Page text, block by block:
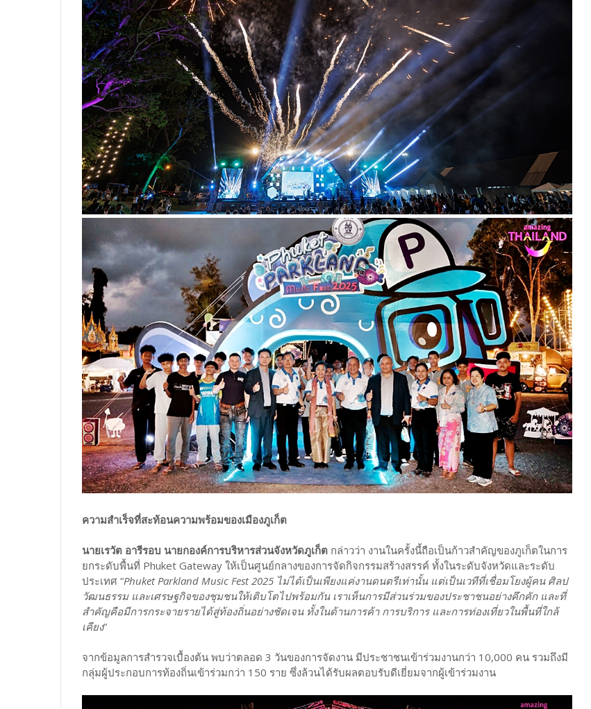
ความสำเร็จที่สะท้อนความพร้อมของเมืองภูเก็ต
นายเรวัต อารีรอบ นายกองค์การบริหารส่วนจังหวัดภูเก็ต กล่าวว่า งานในครั้งนี้ถือเป็นก้าวสำคัญของภูเก็ตในการ
ยกระดับพื้นที่ Phuket Gateway ให้เป็นศูนย์กลางของการจัดกิจกรรมสร้างสรรค์ ทั้งในระดับจังหวัดและระดับ
ประเทศ “Phuket Parkland Music Fest 2025 ไม่ได้เป็นเพียงแค่งานดนตรีเท่านั้น แต่เป็นเวทีที่เชื่อมโยงผู้คน ศิลป
วัฒนธรรม และเศรษฐกิจของชุมชนให้เติบโตไปพร้อมกัน เราเห็นการมีส่วนร่วมของประชาชนอย่างคึกคัก และที่
สำคัญคือมีการกระจายรายได้สู่ท้องถิ่นอย่างชัดเจน ทั้งในด้านการค้า การบริการ และการท่องเที่ยวในพื้นที่ใกล้
เคียง”
จากข้อมูลการสำรวจเบื้องต้น พบว่าตลอด 3 วันของการจัดงาน มีประชาชนเข้าร่วมงานกว่า 10,000 คน รวมถึงมี
กลุ่มผู้ประกอบการท้องถิ่นเข้าร่วมกว่า 150 ราย ซึ่งล้วนได้รับผลตอบรับดีเยี่ยมจากผู้เข้าร่วมงาน